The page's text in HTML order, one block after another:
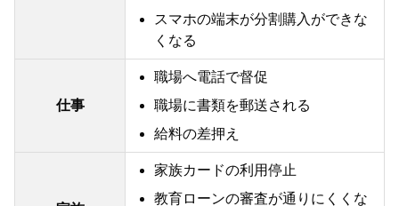
スマホの端末が分割購入ができな
くなる
仕事
職場へ電話で督促
職場に書類を郵送される
給料の差押え
家族カードの利用停止
教育ローンの審査が通りにくくな